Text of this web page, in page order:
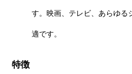
す。映画、テレビ、あらゆる
適です。
特徴